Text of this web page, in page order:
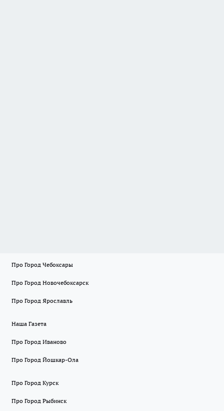
Про Город Чебоксары
Про Город Новочебоксарск
Про Город Ярославль
Наша Газета
Про Город Иваново
Про Город Йошкар-Ола
Про Город Курск
Про Город Рыбинск